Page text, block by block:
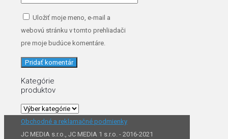
Uložiť moje meno, e-mail a
webovú stránku v tomto prehliadači
pre moje budúce komentáre.
Kategórie
produktov
Kategórie
produktov
Obchodné a reklamačné podmienky
JC MEDIA s.r.o., JC MEDIA 1 s.r.o. - 2016-2021